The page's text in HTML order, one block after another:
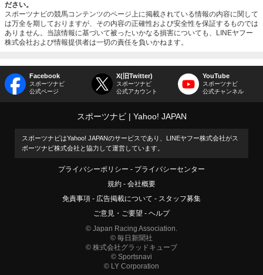
ださい。
スポーツナビの競馬コンテンツのページ上に掲載されている情報の内容に関して
は万全を期しておりますが、その内容の正確性および安全性を保証するものでは
ありません。当該情報に基づいて被ったいかなる損害についても、LINEヤフー
株式会社および情報提供者は一切の責任を負いかねます。
Facebook
スポーツナビ
公式ページ
X(旧Twitter)
スポーツナビ
公式アカウント
YouTube
スポーツナビ
公式チャンネル
スポーツナビ Yahoo! JAPAN
スポーツナビはYahoo! JAPANのサービスであり、LINEヤフー株式会社がス
ポーツナビ株式会社と協力して運営しています。
プライバシーポリシー
プライバシーセンター
規約
会社概要
免責事項
広告掲載について
スタッフ募集
ご意見・ご要望
ヘルプ
© Japan Racing Association.
© 毎日新聞社
© 株式会社グラッドキューブ
© Sportsnavi
© LY Corporation